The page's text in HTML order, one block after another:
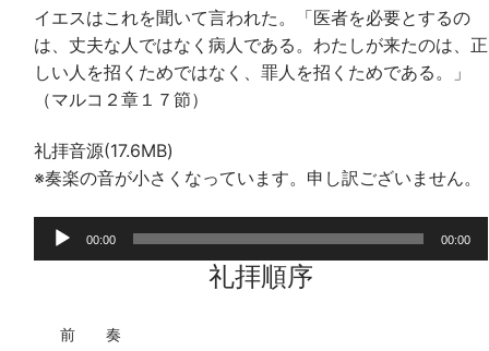
イエスはこれを聞いて言われた。「医者を必要とするの
は、丈夫な人ではなく病人である。わたしが来たのは、正
しい人を招くためではなく、罪人を招くためである。」
（マルコ２章１７節）
礼拝音源(17.6MB)
※奏楽の音が小さくなっています。申し訳ございません。
声
00:00 00:00
礼拝順序
前 奏